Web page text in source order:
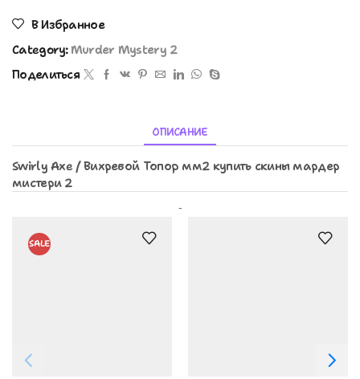
В Избранное
Category: Murder Mystery 2
Поделиться
ОПИСАНИЕ
Swirly Axe / Вихревой Топор мм2 купить скины мардер
мистери 2
SALE